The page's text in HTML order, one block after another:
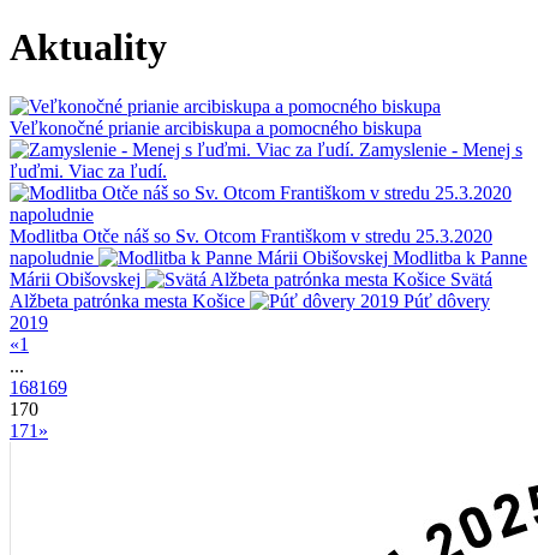
Aktuality
Veľkonočné prianie arcibiskupa a pomocného biskupa
Zamyslenie - Menej s
ľuďmi. Viac za ľudí.
Modlitba Otče náš so Sv. Otcom Františkom v stredu 25.3.2020
napoludnie
Modlitba k Panne
Márii Obišovskej
Svätá
Alžbeta patrónka mesta Košice
Púť dôvery
2019
«1
...
168169
170
171 »